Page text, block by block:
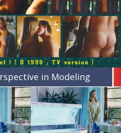
in Modeling